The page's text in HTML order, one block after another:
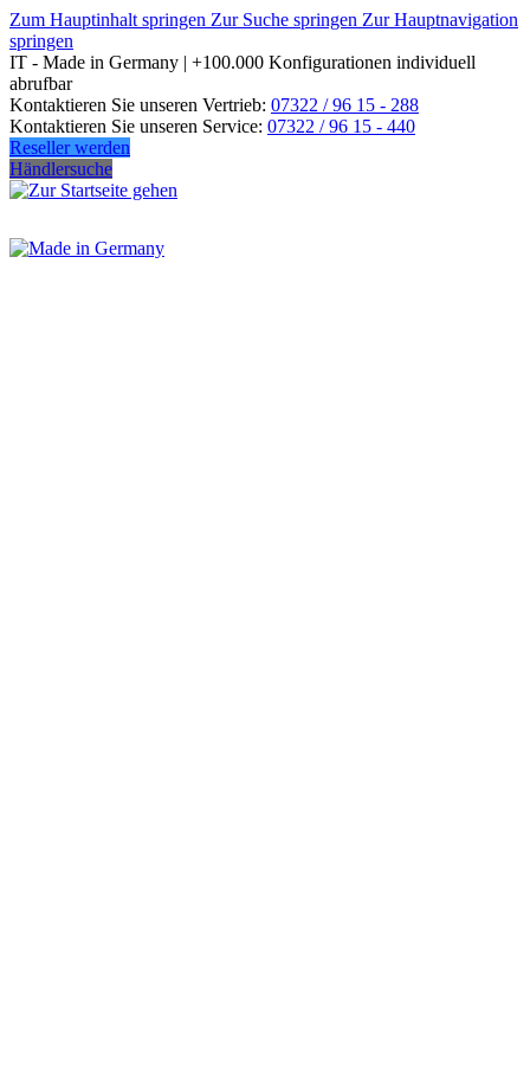
Zum Hauptinhalt springen Zur Suche springen Zur Hauptnavigation
springen
IT - Made in Germany | +100.000 Konfigurationen individuell
abrufbar
Kontaktieren Sie unseren Vertrieb: 07322 / 96 15 - 288
Kontaktieren Sie unseren Service: 07322 / 96 15 - 440
Reseller werden
Händlersuche